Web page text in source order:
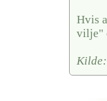
Hvis
vilje"